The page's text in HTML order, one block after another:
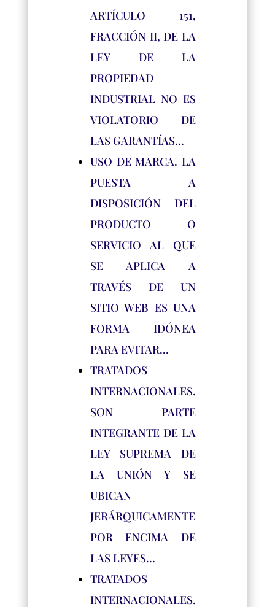
ARTÍCULO 151,
FRACCIÓN II, DE LA
LEY DE LA
PROPIEDAD
INDUSTRIAL NO ES
VIOLATORIO DE
LAS GARANTÍAS…
USO DE MARCA. LA
PUESTA A
DISPOSICIÓN DEL
PRODUCTO O
SERVICIO AL QUE
SE APLICA A
TRAVÉS DE UN
SITIO WEB ES UNA
FORMA IDÓNEA
PARA EVITAR…
TRATADOS
INTERNACIONALES.
SON PARTE
INTEGRANTE DE LA
LEY SUPREMA DE
LA UNIÓN Y SE
UBICAN
JERÁRQUICAMENTE
POR ENCIMA DE
LAS LEYES…
TRATADOS
INTERNACIONALES.